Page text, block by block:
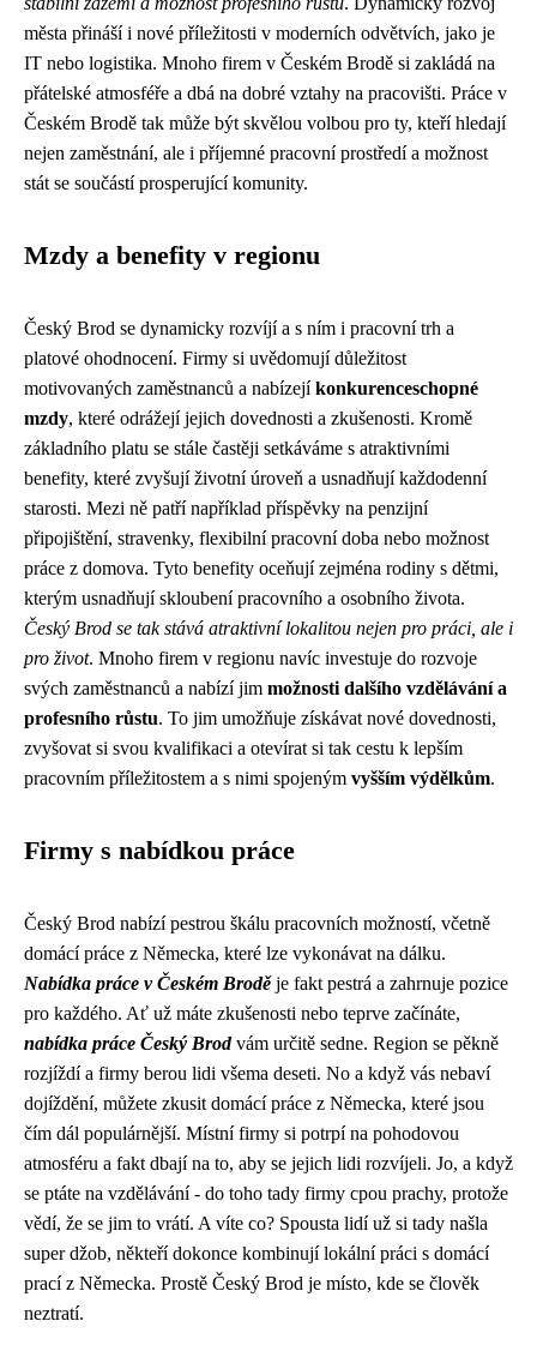
města přináší i nové příležitosti v moderních odvětvích, jako je
IT nebo logistika. Mnoho firem v Českém Brodě si zakládá na
přátelské atmosféře a dbá na dobré vztahy na pracovišti. Práce v
Českém Brodě tak může být skvělou volbou pro ty, kteří hledají
nejen zaměstnání, ale i příjemné pracovní prostředí a možnost
stát se součástí prosperující komunity.
Mzdy a benefity v regionu
Český Brod se dynamicky rozvíjí a s ním i pracovní trh a
platové ohodnocení. Firmy si uvědomují důležitost
motivovaných zaměstnanců a nabízejíkonkurenceschopné
mzdy, které odrážejí jejich dovednosti a zkušenosti. Kromě
základního platu se stále častěji setkáváme s atraktivními
benefity, které zvyšují životní úroveň a usnadňují každodenní
starosti. Mezi ně patří například příspěvky na penzijní
připojištění, stravenky, flexibilní pracovní doba nebo možnost
práce z domova. Tyto benefity oceňují zejména rodiny s dětmi,
kterým usnadňují skloubení pracovního a osobního života.
Český Brod se tak stává atraktivní lokalitou nejen pro práci, ale i
pro život. Mnoho firem v regionu navíc investuje do rozvoje
svých zaměstnanců a nabízí jim možnosti dalšího vzdělávání a
profesního růstu. To jim umožňuje získávat nové dovednosti,
zvyšovat si svou kvalifikaci a otevírat si tak cestu k lepším
pracovním příležitostem a s nimi spojeným vyšším výdělkům.
Firmy s nabídkou práce
Český Brod nabízí pestrou škálu pracovních možností, včetně
domácí práce z Německa, které lze vykonávat na dálku.
Nabídka práce v Českém Broděje fakt pestrá a zahrnuje pozice
pro každého. Ať už máte zkušenosti nebo teprve začínáte,
nabídka práce Český Brodvám určitě sedne. Region se pěkně
rozjíždí a firmy berou lidi všema deseti. No a když vás nebaví
dojíždění, můžete zkusit domácí práce z Německa, které jsou
čím dál populárnější. Místní firmy si potrpí na pohodovou
atmosféru a fakt dbají na to, aby se jejich lidi rozvíjeli. Jo, a když
se ptáte na vzdělávání - do toho tady firmy cpou prachy, protože
vědí, že se jim to vrátí. A víte co? Spousta lidí už si tady našla
super džob, někteří dokonce kombinují lokální práci s domácí
prací z Německa. Prostě Český Brod je místo, kde se člověk
neztratí.